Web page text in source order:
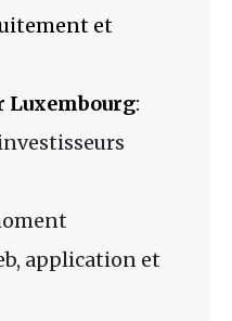
et
:
application et